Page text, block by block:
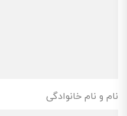
نام و نام خانوادگی